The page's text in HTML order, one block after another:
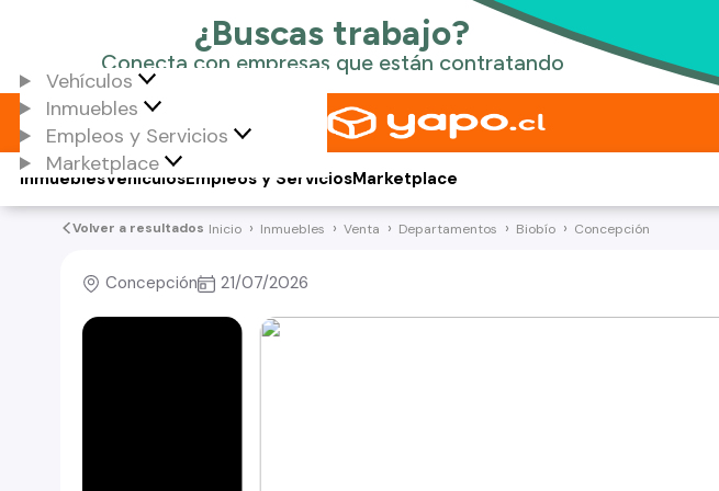
Vehículos
Inmuebles
Empleos y Servicios
Marketplace
Vehículos
Inmuebles Empleos y ServiciosMarketplace
Volver a resultados Inicio Inmuebles Venta Departamentos Biobío Concepción
Concepción 21/07/2026